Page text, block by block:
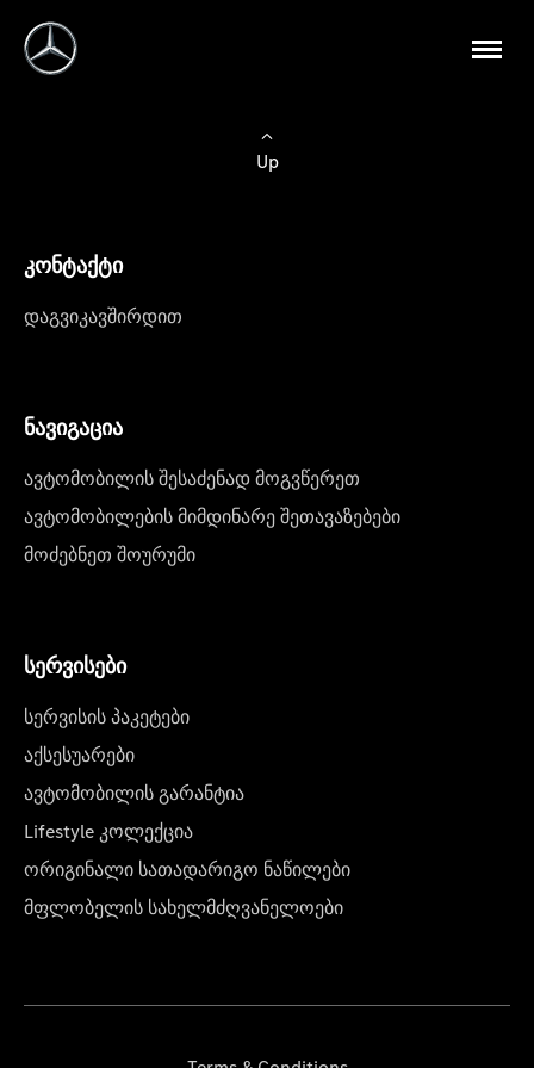
Up
კონტაქტი
დაგვიკავშირდით
ნავიგაცია
ავტომობილის შესაძენად მოგვწერეთ
ავტომობილების მიმდინარე შეთავაზებები
მოძებნეთ შოურუმი
სერვისები
სერვისის პაკეტები
აქსესუარები
ავტომობილის გარანტია
Lifestyle კოლექცია
ორიგინალი სათადარიგო ნაწილები
მფლობელის სახელმძღვანელოები